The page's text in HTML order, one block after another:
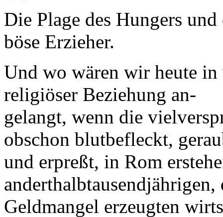
Die Plage des Hungers
böse Erzieher.
Und wo wären wir heute in
religiöser Beziehung an-
gelangt, wenn die
obschon blutbefleckt,
und erpreßt, in Rom
anderthalbtausendjährigen,
Geldmangel erzeugten